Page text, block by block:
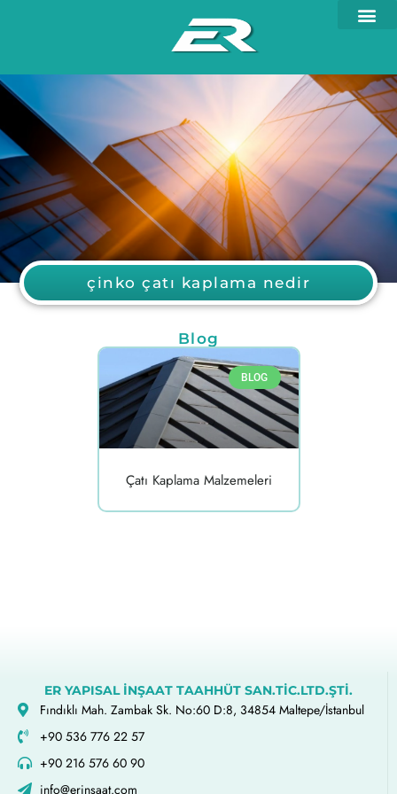
çinko çatı kaplama nedir
Blog
BLOG
Çatı Kaplama Malzemeleri
ER YAPISAL İNŞAAT TAAHHÜT SAN.TİC.LTD.ŞTİ.
Fındıklı Mah. Zambak Sk. No:60 D:8, 34854 Maltepe/İstanbul
+90 536 776 22 57
+90 216 576 60 90
info@erinsaat.com